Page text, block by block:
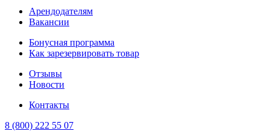
Арендодателям
Вакансии
Бонусная программа
Как зарезервировать товар
Отзывы
Новости
Контакты
8 (800) 222 55 07